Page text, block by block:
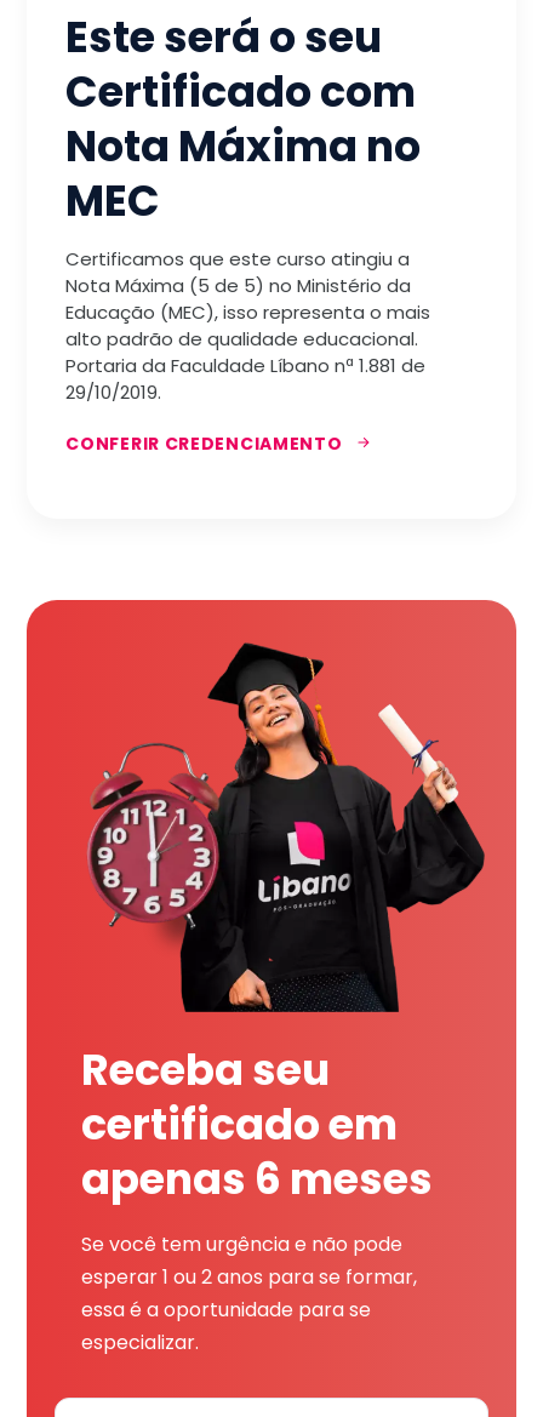
Este será o seu
Certificado com
Nota Máxima no
MEC
Certificamos que este curso atingiu a
Nota Máxima (5 de 5) no Ministério da
Educação (MEC), isso representa o mais
alto padrão de qualidade educacional.
Portaria da Faculdade Líbano nª 1.881 de
29/10/2019.
CONFERIR CREDENCIAMENTO
Receba seu
certificado em
apenas 6 meses
Se você tem urgência e não pode
esperar 1 ou 2 anos para se formar,
essa é a oportunidade para se
especializar.